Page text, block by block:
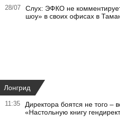
28/07
Слух: ЭФКО не
шоу» в своих офисах в
Лонгрид
11:35
Директора боятся не того –
«Настольную книгу